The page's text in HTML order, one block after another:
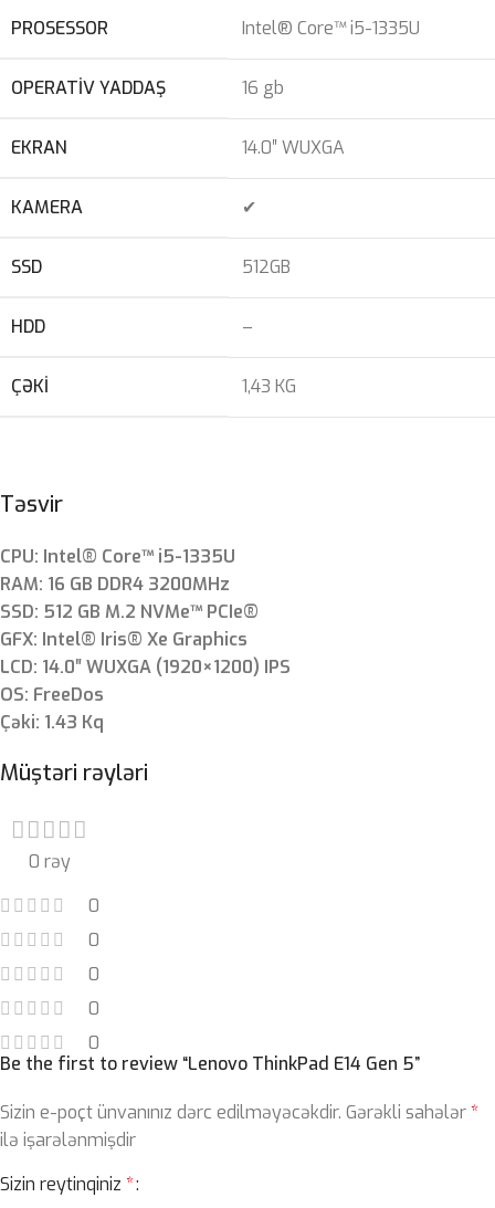
Təsvir
CPU: Intel® Core™ i5-1335U
RAM: 16 GB DDR4 3200MHz
SSD: 512 GB M.2 NVMe™ PCIe®
GFX: Intel® Iris® Xe Graphics
LCD: 14.0″ WUXGA (1920×1200) IPS
OS: FreeDos
Çəki: 1.43 Kq
PROSESSOR Intel® Core™ i5-1335U
OPERATIV YADDAŞ 16 gb
EKRAN 14.0″ WUXGA
KAMERA ✔
SSD 512GB
HDD –
ÇƏKI 1,43 KG
Müştəri rəyləri
0 rəy
0
0
0
0
0
Be the first to review “Lenovo ThinkPad E14 Gen 5”
Sizin e-poçt ünvanınız dərc edilməyəcəkdir. Gərəkli sahələr*
ilə işarələnmişdir
Sizin reytinqiniz *